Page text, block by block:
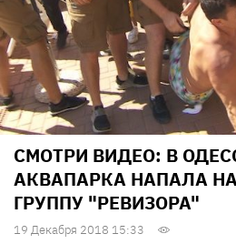
СМОТРИ ВИДЕО: В
АКВАПАРКА НАПАЛА
ГРУППУ "РЕВИЗОРА"
19 Декабря 2018 15:33